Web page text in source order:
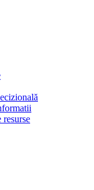
resurse